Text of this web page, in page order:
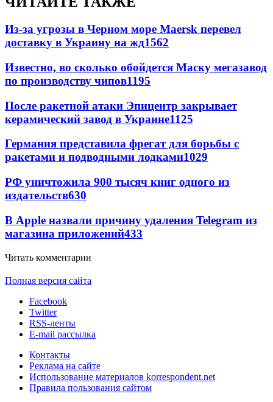
Из-за угрозы в Черном море Maersk перевел
доставку в Украину на жд1562
Известно, во сколько обойдется Маску мегазавод
по производству чипов1195
После ракетной атаки Эпицентр закрывает
керамический завод в Украине1125
Германия представила фрегат для борьбы с
ракетами и подводными лодками1029
РФ уничтожила 900 тысяч книг одного из
издательств630
В Apple назвали причину удаления Telegram из
магазина приложений433
Читать комментарии
Полная версия сайта
Facebook
Twitter
RSS-ленты
E-mail рассылка
Контакты
Реклама на сайте
Использование материалов korrespondent.net
Правила пользования сайтом